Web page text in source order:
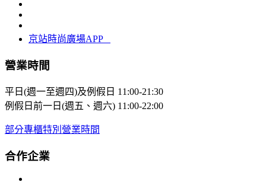
京站時尚廣場APP
營業時間
平日(週一至週四)及例假日 11:00-21:30
例假日前一日(週五、週六) 11:00-22:00
部分專櫃特別營業時間
合作企業